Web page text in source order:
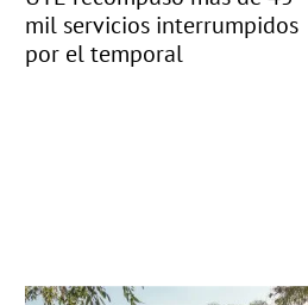
mil servicios interrumpidos
por el temporal